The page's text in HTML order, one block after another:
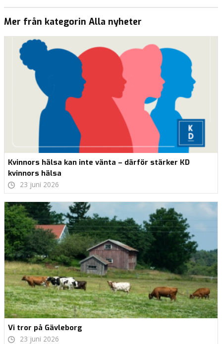
Mer från kategorin Alla nyheter
Kvinnors hälsa kan inte vänta – därför stärker KD
kvinnors hälsa
23 juni 2026
Vi tror på Gävleborg
23 juni 2026